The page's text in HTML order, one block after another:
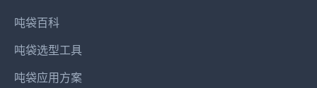
吨袋百科
吨袋选型工具
吨袋应用方案